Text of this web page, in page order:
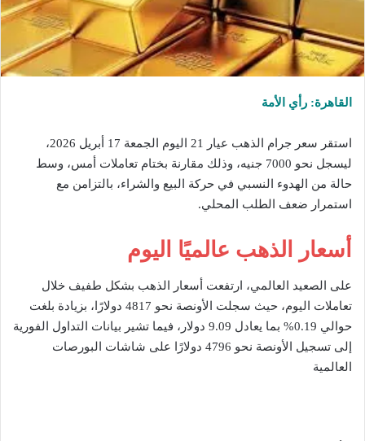
القاهرة: رأي الأمة
استقر سعر جرام الذهب عيار 21 اليوم الجمعة 17 أبريل 2026،
ليسجل نحو 7000 جنيه، وذلك مقارنة بختام تعاملات أمس، وسط
حالة من الهدوء النسبي في حركة البيع والشراء، بالتزامن مع
استمرار ضعف الطلب المحلي.
أسعار الذهب عالميًا اليوم
على الصعيد العالمي، ارتفعت أسعار الذهب بشكل طفيف خلال
تعاملات اليوم، حيث سجلت الأونصة نحو 4817 دولارًا، بزيادة بلغت
حوالي 0.19% بما يعادل 9.09 دولار، فيما تشير بيانات التداول الفورية
إلى تسجيل الأونصة نحو 4796 دولارًا على شاشات البورصات
العالمية